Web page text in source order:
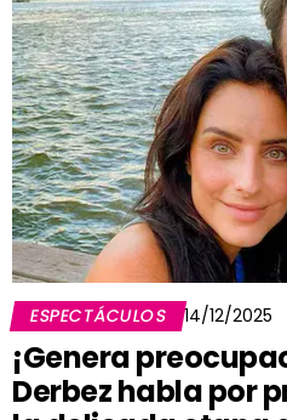
ESPECTÁCULOS 14/12/2025
¡Genera
Derbez habla por